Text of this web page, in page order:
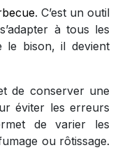
. C’est un outil
à tous les
le bison, il devient
de conserver une
éviter les erreurs
de varier les
ou rôtissage.